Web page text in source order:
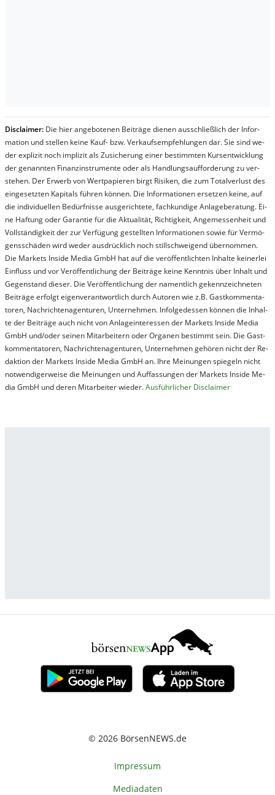
Dis­clai­mer: Die hier an­ge­bo­te­nen Bei­trä­ge die­nen aus­schließ­lich der In­for­
ma­t­ion und stel­len kei­ne Kauf- bzw. Ver­kaufs­em­pfeh­lung­en dar. Sie sind we­
der ex­pli­zit noch im­pli­zit als Zu­sich­er­ung ei­ner be­stim­mt­en Kurs­ent­wick­lung
der ge­nan­nt­en Fi­nanz­in­stru­men­te oder als Handl­ungs­auf­for­der­ung zu ver­
steh­en. Der Er­werb von Wert­pa­pier­en birgt Ri­si­ken, die zum To­tal­ver­lust des
ein­ge­setz­ten Ka­pi­tals füh­ren kön­nen. Die In­for­ma­tion­en er­setz­en kei­ne, auf
die in­di­vi­du­el­len Be­dür­fnis­se aus­ge­rich­te­te, fach­kun­di­ge An­la­ge­be­ra­tung. Ei­
ne Haf­tung oder Ga­ran­tie für die Ak­tu­ali­tät, Rich­tig­keit, An­ge­mes­sen­heit und
Vol­lständ­ig­keit der zur Ver­fü­gung ge­stel­lt­en In­for­ma­tion­en so­wie für Ver­mö­
gens­schä­den wird we­der aus­drück­lich noch stil­lschwei­gend über­nom­men.
Die Mar­kets In­side Me­dia GmbH hat auf die ver­öf­fent­lich­ten In­hal­te kei­ner­lei
Ein­fluss und vor Ver­öf­fent­lich­ung der Bei­trä­ge kei­ne Ken­nt­nis über In­halt und
Ge­gen­stand die­ser. Die Ver­öf­fent­lich­ung der na­ment­lich ge­kenn­zeich­net­en
Bei­trä­ge er­folgt ei­gen­ver­ant­wort­lich durch Au­tor­en wie z.B. Gast­kom­men­ta­
tor­en, Nach­richt­en­ag­en­tur­en, Un­ter­neh­men. In­fol­ge­des­sen kön­nen die In­hal­
te der Bei­trä­ge auch nicht von An­la­ge­in­te­res­sen der Mar­kets In­side Me­dia
GmbH und/oder sei­nen Mit­ar­bei­tern oder Or­ga­nen be­stim­mt sein. Die Gast­
kom­men­ta­tor­en, Nach­rich­ten­ag­en­tur­en, Un­ter­neh­men ge­hör­en nicht der Re­
dak­tion der Mar­kets In­side Me­dia GmbH an. Ihre Mei­nung­en spie­geln nicht
not­wen­di­ger­wei­se die Mei­nung­en und Auf­fas­sung­en der Mar­kets In­side Me­
dia GmbH und de­ren Mit­ar­bei­ter wie­der.Aus­führ­lich­er Dis­clai­mer
© 2026 BörsenNEWS.de
Impressum
Mediadaten